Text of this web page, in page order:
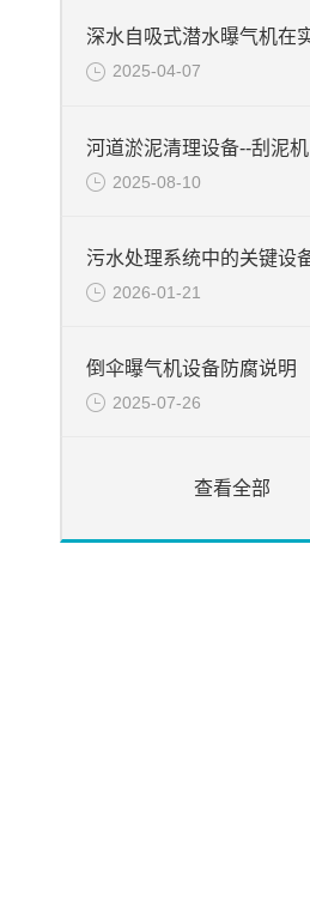
2025-04-07
河道淤泥清理设备--刮泥机
2025-08-10
2026-01-21
倒伞曝气机设备防腐说明
2025-07-26
查看全部